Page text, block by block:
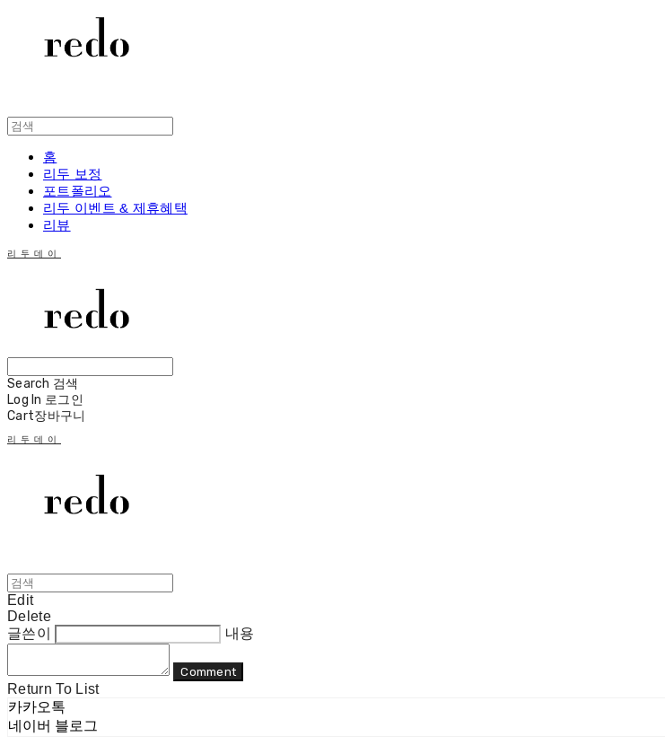
홈
리두 보정
포트폴리오
리두 이벤트 & 제휴혜택
리뷰
리두데이
Search 검색
Log In 로그인
Cart장바구니
리두데이
Edit
Delete
글쓴이
내용
Comment
Return To List
카카오톡
네이버 블로그